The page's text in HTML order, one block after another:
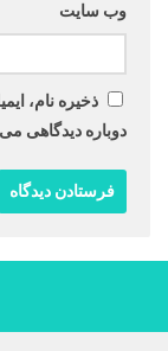
وب‌ سایت
ذخیره نام،
دوباره دیدگاهی